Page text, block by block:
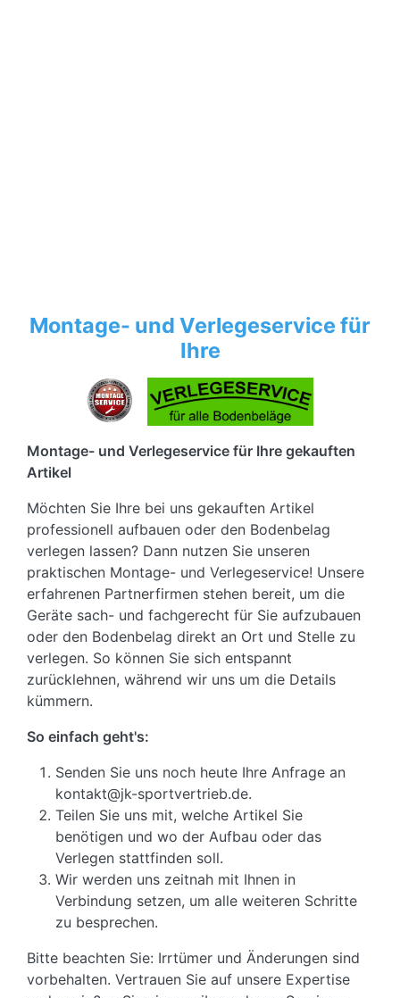
Montage- und Verlegeservice für
Ihre
Montage- und Verlegeservice für Ihre gekauften
Artikel
Möchten Sie Ihre bei uns gekauften Artikel
professionell aufbauen oder den Bodenbelag
verlegen lassen? Dann nutzen Sie unseren
praktischen Montage- und Verlegeservice! Unsere
erfahrenen Partnerfirmen stehen bereit, um die
Geräte sach- und fachgerecht für Sie aufzubauen
oder den Bodenbelag direkt an Ort und Stelle zu
verlegen. So können Sie sich entspannt
zurücklehnen, während wir uns um die Details
kümmern.
So einfach geht's:
Senden Sie uns noch heute Ihre Anfrage an
kontakt@jk-sportvertrieb.de.
Teilen Sie uns mit, welche Artikel Sie
benötigen und wo der Aufbau oder das
Verlegen stattfinden soll.
Wir werden uns zeitnah mit Ihnen in
Verbindung setzen, um alle weiteren Schritte
zu besprechen.
Bitte beachten Sie: Irrtümer und Änderungen sind
vorbehalten. Vertrauen Sie auf unsere Expertise